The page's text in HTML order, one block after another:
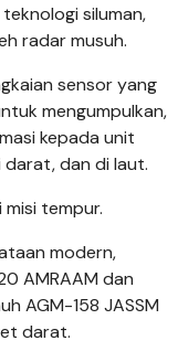
siluman,
radar musuh.
sensor yang
mengumpulkan,
kepada unit
darat, dan di laut.
tempur.
modern,
AMRAAM dan
AGM-158 JASSM
darat.